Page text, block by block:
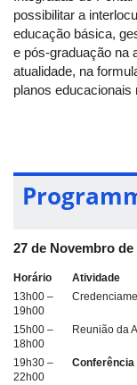
possibilitar a
educação básica,
e pós-graduação na
atualidade, na
planos educacionais
A temática geral do
troca de
pesquisas que vêm
sistemas, unidades
interinstitucional da
reunião de
e diferentes
educação e
27 de Novembro de
Horário
Atividade
13h00 –
19h00
15h00 –
18h00
Reunião da
19h30 –
22h00